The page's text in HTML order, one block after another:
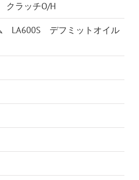
ラッチO/H
LA600S デフミットオイル